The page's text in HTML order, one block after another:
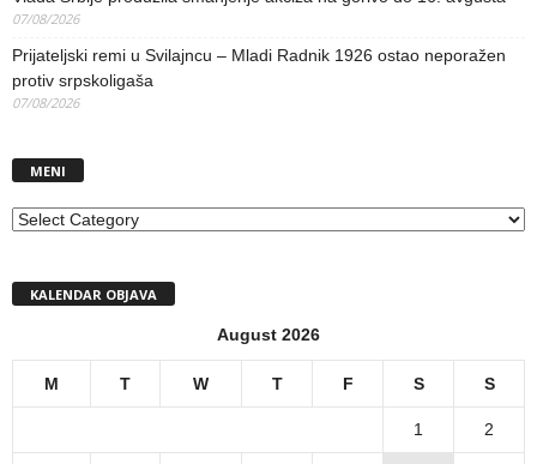
07/08/2026
Prijateljski remi u Svilajncu – Mladi Radnik 1926 ostao neporažen
protiv srpskoligaša
07/08/2026
MENI
MENI
KALENDAR OBJAVA
August 2026
M T W T F S S
1 2